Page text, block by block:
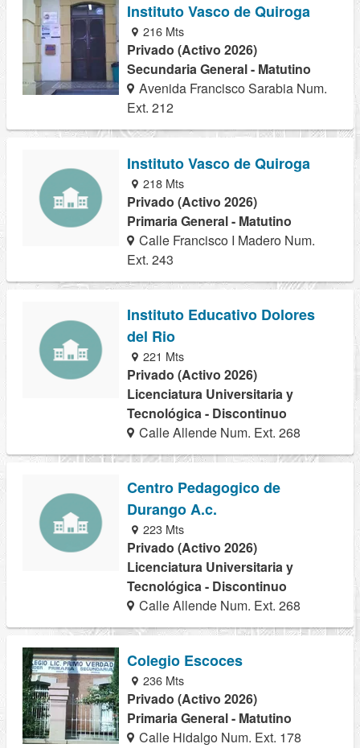
Instituto Vasco de Quiroga
216 Mts
Privado (Activo 2026)
Secundaria General - Matutino
Avenida Francisco Sarabia Num.
Ext. 212
Instituto Vasco de Quiroga
218 Mts
Privado (Activo 2026)
Primaria General - Matutino
Calle Francisco I Madero Num.
Ext. 243
Instituto Educativo Dolores
del Rio
221 Mts
Privado (Activo 2026)
Licenciatura Universitaria y
Tecnológica - Discontinuo
Calle Allende Num. Ext. 268
Centro Pedagogico de
Durango A.c.
223 Mts
Privado (Activo 2026)
Licenciatura Universitaria y
Tecnológica - Discontinuo
Calle Allende Num. Ext. 268
Colegio Escoces
236 Mts
Privado (Activo 2026)
Primaria General - Matutino
Calle Hidalgo Num. Ext. 178